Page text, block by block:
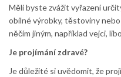
Měli byste zvážit vyřazení
obilné výrobky, těstoviny
něčím jiným, například vejci,
Je projímání zdravé?
Je důležité si uvědomit, že